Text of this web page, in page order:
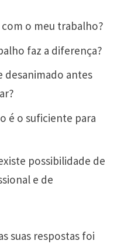
o meu trabalho?
faz a diferença?
desanimado antes
é o suficiente para
possibilidade de
e de
suas respostas foi